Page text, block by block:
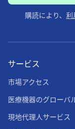
購読により、 利
サービス
市場アクセス
医療機器のグローバ
現地代理人サービス